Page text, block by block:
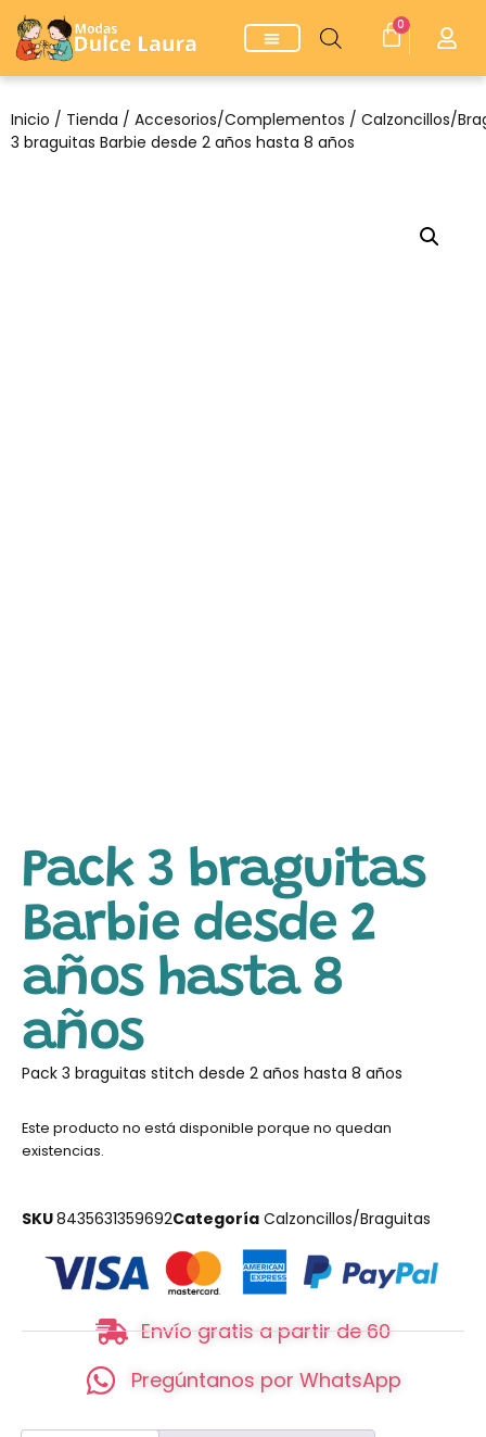
0
Inicio / Tienda / Accesorios/Complementos / Calzoncillos/
3 braguitas Barbie desde 2 años hasta 8 años
Pack 3 braguitas
Barbie desde 2
años hasta 8
años
Pack 3 braguitas stitch desde 2 años hasta 8 años
Este producto no está disponible porque no quedan
existencias.
SKU8435631359692Categoría Calzoncillos/Braguitas
Envío gratis a partir de 60
Pregúntanos por WhatsApp